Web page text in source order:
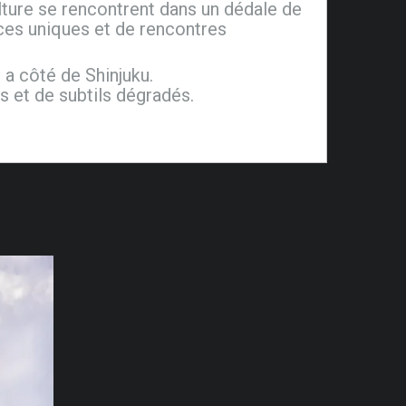
se rencontrent dans un dédale de
uniques et de rencontres
côté de Shinjuku.
et de subtils dégradés.